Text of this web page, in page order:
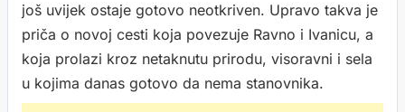
još uvijek ostaje gotovo neotkriven. Upravo takva je
priča o novoj cesti koja povezuje Ravno i Ivanicu, a
koja prolazi kroz netaknutu prirodu, visoravni i sela
u kojima danas gotovo da nema stanovnika.